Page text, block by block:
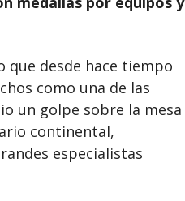
que desde hace tiempo
como una de las
un golpe sobre la mesa
continental,
especialistas